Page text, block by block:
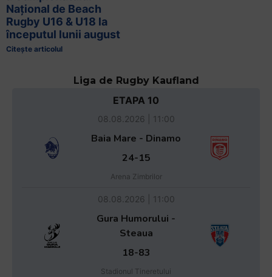
Național de Beach
Rugby U16 & U18 la
începutul lunii august
Citește articolul
Liga de Rugby Kaufland
ETAPA 10
08.08.2026 | 11:00
Baia Mare - Dinamo
24-15
Arena Zimbrilor
08.08.2026 | 11:00
Gura Humorului -
Steaua
18-83
Stadionul Tineretului